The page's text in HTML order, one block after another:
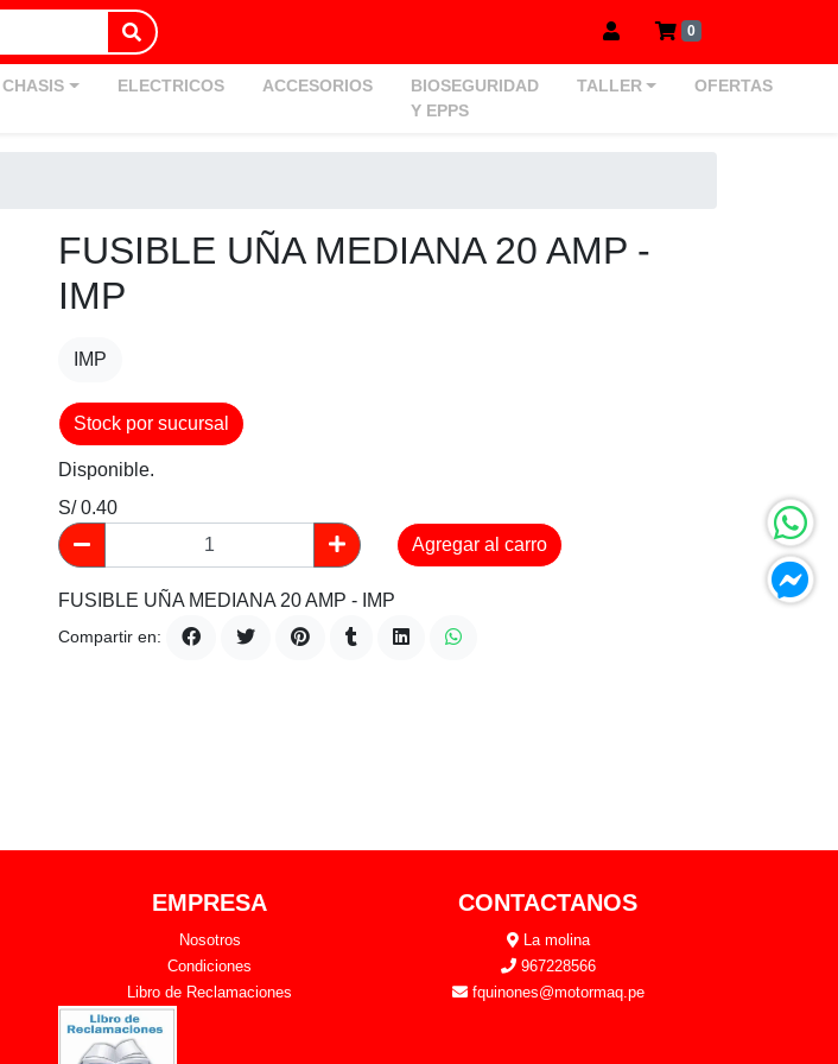
0
CHASIS ELECTRICOS ACCESORIOS
BIOSEGURIDAD
Y EPPS
TALLER OFERTAS
FUSIBLE UÑA MEDIANA 20 AMP -
IMP
IMP
Stock por sucursal
Disponible.
S/ 0.40
Agregar al carro
FUSIBLE UÑA MEDIANA 20 AMP - IMP
Compartir en:
EMPRESA
Nosotros
Condiciones
Libro de Reclamaciones
CONTACTANOS
La molina
967228566
fquinones@motormaq.pe